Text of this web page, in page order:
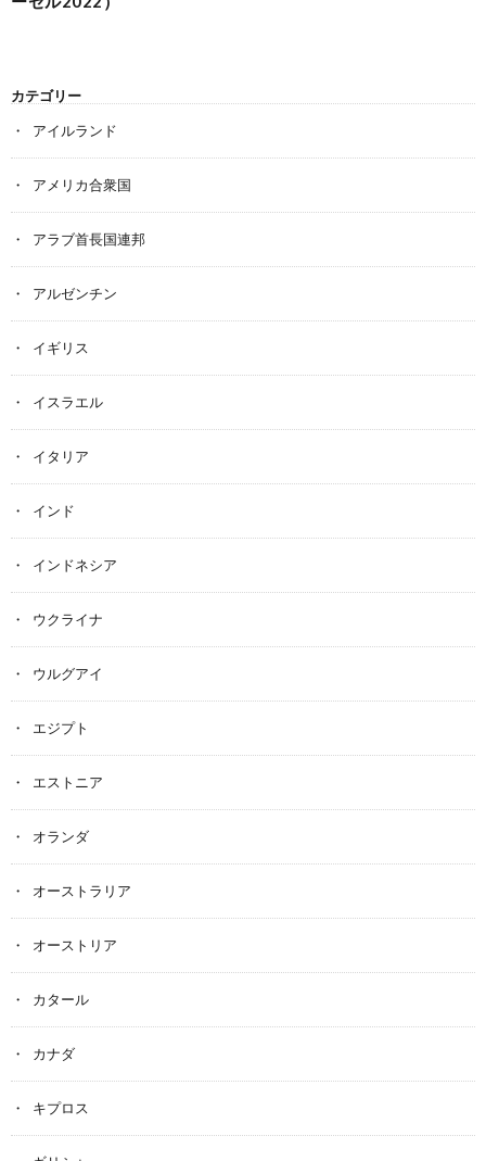
カテゴリー
アイルランド
アメリカ合衆国
アラブ首長国連邦
アルゼンチン
イギリス
イスラエル
イタリア
インド
インドネシア
ウクライナ
ウルグアイ
エジプト
エストニア
オランダ
オーストラリア
オーストリア
カタール
カナダ
キプロス